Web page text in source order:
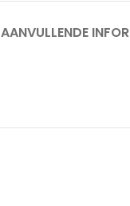
AANVULLENDE